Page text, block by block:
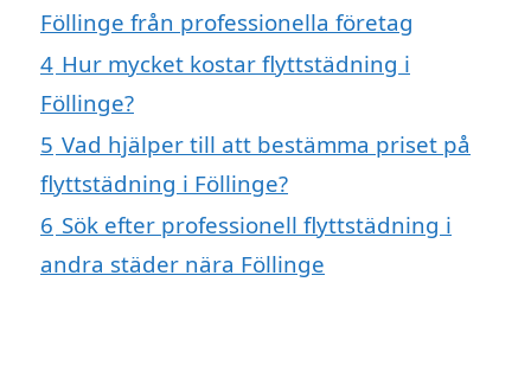
Föllinge från professionella företag
4 Hur mycket kostar flyttstädning i
Föllinge?
5 Vad hjälper till att bestämma priset på
flyttstädning i Föllinge?
6 Sök efter professionell flyttstädning i
andra städer nära Föllinge